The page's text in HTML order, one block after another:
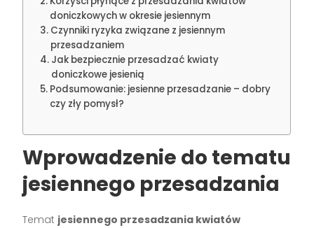
doniczkowych w okresie jesiennym
Czynniki ryzyka związane z jesiennym
przesadzaniem
Jak bezpiecznie przesadzać kwiaty
doniczkowe jesienią
Podsumowanie: jesienne przesadzanie – dobry
czy zły pomysł?
Wprowadzenie do tematu
jesiennego przesadzania
Temat jesiennego przesadzania kwiatów